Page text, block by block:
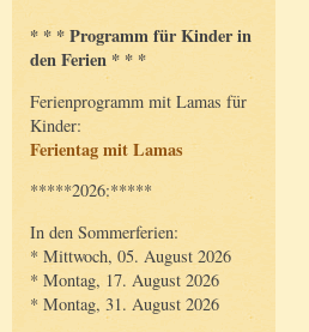
* * * Programm für Kinder in
den Ferien * * *
Ferienprogramm mit Lamas für
Kinder:
Ferientag mit Lamas
*****2026:*****
In den Sommerferien:
* Mittwoch, 05. August 2026
* Montag, 17. August 2026
* Montag, 31. August 2026